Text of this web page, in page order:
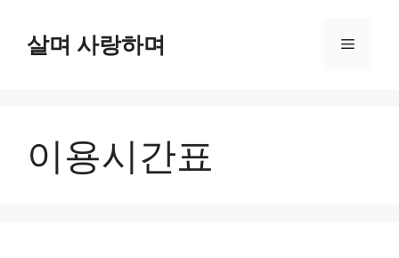
살며 사랑하며 메
이용시간표